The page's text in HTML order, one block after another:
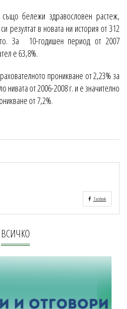
също бележи здравословен растеж,
резултат в новата ни история от 312
За 10-годишен период от 2007
е 63,8%.
проникване от 2,23% за
нивата от 2006-2008 г. и е значително
от 7,2%.
Facebook
ВСИЧКО